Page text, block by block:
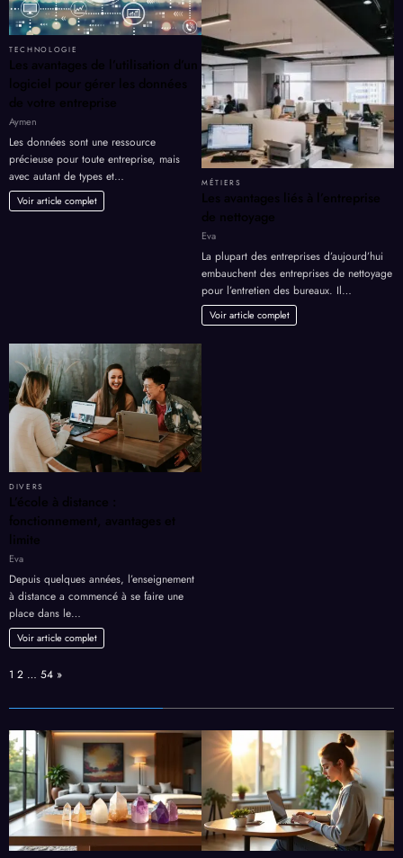
TECHNOLOGIE
Les avantages de l’utilisation d’un
logiciel pour gérer les données
de votre entreprise
Aymen
Les données sont une ressource
précieuse pour toute entreprise, mais
avec autant de types et…
Voir article complet
MÉTIERS
Les avantages liés à l’entreprise
de nettoyage
Eva
La plupart des entreprises d’aujourd’hui
embauchent des entreprises de nettoyage
pour l’entretien des bureaux. Il…
Voir article complet
DIVERS
L’école à distance :
fonctionnement, avantages et
limite
Eva
Depuis quelques années, l’enseignement
à distance a commencé à se faire une
place dans le…
Voir article complet
Page:
1 2 … 54 Next
»